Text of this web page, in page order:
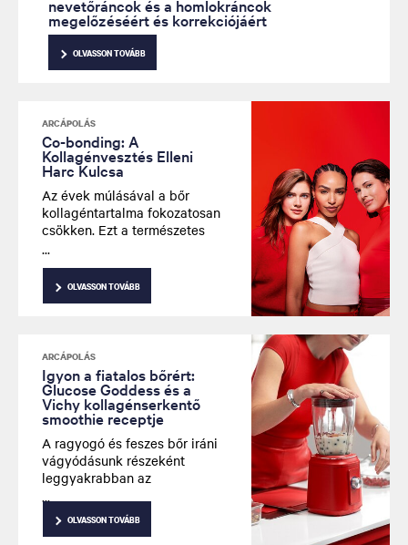
nevetőráncok és a homlokráncok
megelőzéséért és korrekciójáért
OLVASSON TOVÁBB
ARCÁPOLÁS
Co-bonding: A
Kollagénvesztés Elleni
Harc Kulcsa
Az évek múlásával a bőr
kollagéntartalma fokozatosan
csökken. Ezt a természetes
irányítja: az öregedés miatti
csökkenő kollagéntermelés,
valamint a kollagén
OLVASSON TOVÁBB
ARCÁPOLÁS
Igyon a fiatalos bőrért:
Glucose Goddess és a
Vichy kollagénserkentő
smoothie receptje
A ragyogó és feszes bőr iráni
vágyódásunk részeként
leggyakrabban az
és szérumok felé fordulunk. De
mi lenne, ha a fiatalos
OLVASSON TOVÁBB